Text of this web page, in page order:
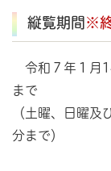
縦覧期間 ※
令和７年１月
まで
（土曜、日曜
分まで）